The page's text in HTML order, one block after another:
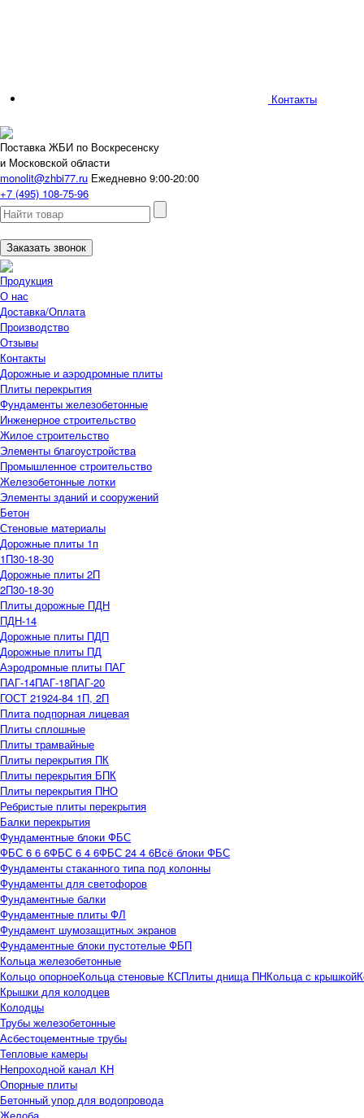
Контакты
Поставка ЖБИ по Воскресенску
и Московской области
monolit@zhbi77.ru Ежедневно 9:00-20:00
+7 (495) 108-75-96
Заказать звонок
Продукция
О нас
Доставка/Оплата
Производство
Отзывы
Контакты
Дорожные и аэродромные плиты
Плиты перекрытия
Фундаменты железобетонные
Инженерное строительство
Жилое строительство
Элементы благоустройства
Промышленное строительство
Железобетонные лотки
Элементы зданий и сооружений
Бетон
Стеновые материалы
Дорожные плиты 1п
1П30-18-30
Дорожные плиты 2П
2П30-18-30
Плиты дорожные ПДН
ПДН-14
Дорожные плиты ПДП
Дорожные плиты ПД
Аэродромные плиты ПАГ
ПАГ-14ПАГ-18ПАГ-20
ГОСТ 21924-84 1П, 2П
Плита подпорная лицевая
Плиты сплошные
Плиты трамвайные
Плиты перекрытия ПК
Плиты перекрытия БПК
Плиты перекрытия ПНО
Ребристые плиты перекрытия
Балки перекрытия
Фундаментные блоки ФБС
ФБС 6 6 6ФБС 6 4 6ФБС 24 4 6Всё блоки ФБС
Фундаменты стаканного типа под колонны
Фундаменты для светофоров
Фундаментные балки
Фундаментные плиты ФЛ
Фундамент шумозащитных экранов
Фундаментные блоки пустотелые ФБП
Кольца железобетонные
Кольцо опорноеКольца стеновые КСПлиты днища ПНКольца с крышкой
Крышки для колодцев
Колодцы
Трубы железобетонные
Асбестоцементные трубы
Тепловые камеры
Непроходной канал КН
Опорные плиты
Бетонный упор для водопровода
Желоба